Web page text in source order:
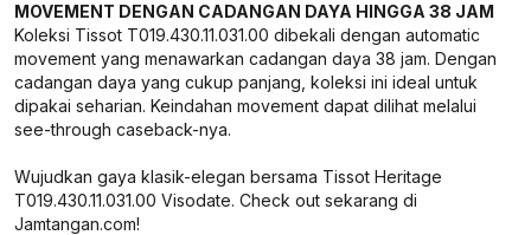
MOVEMENT DENGAN CADANGAN DAYA HINGGA 38 JAM
Koleksi Tissot T019.430.11.031.00 dibekali dengan automatic
movement yang menawarkan cadangan daya 38 jam. Dengan
cadangan daya yang cukup panjang, koleksi ini ideal untuk
dipakai seharian. Keindahan movement dapat dilihat melalui
see-through caseback-nya.
Wujudkan gaya klasik-elegan bersama Tissot Heritage
T019.430.11.031.00 Visodate. Check out sekarang di
Jamtangan.com!